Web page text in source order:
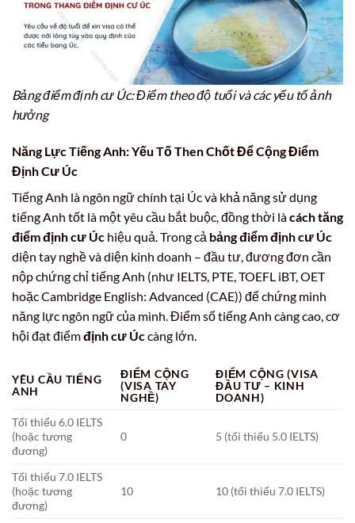
Bảng điểm định cư Úc: Điểm theo độ tuổi và các yếu tố ảnh
hưởng
Năng Lực Tiếng Anh: Yếu Tố Then Chốt Để Cộng Điểm
Định Cư Úc
Tiếng Anh là ngôn ngữ chính tại Úc và khả năng sử dụng
tiếng Anh tốt là một yêu cầu bắt buộc, đồng thời làcách tăng
điểm định cư Úc hiệu quả. Trong cả bảng điểm định cư Úc
diện tay nghề và diện kinh doanh – đầu tư, đương đơn cần
nộp chứng chỉ tiếng Anh (như IELTS, PTE, TOEFL iBT, OET
hoặc Cambridge English: Advanced (CAE)) để chứng minh
năng lực ngôn ngữ của mình. Điểm số tiếng Anh càng cao, cơ
hội đạt điểmđịnh cư Úccàng lớn.
YÊU CẦU TIẾNG
ANH
ĐIỂM CỘNG
(VISA TAY
NGHỀ)
ĐIỂM CỘNG (VISA
ĐẦU TƯ – KINH
DOANH)
Tối thiểu 6.0 IELTS
(hoặc tương
đương)
0 5 (tối thiểu 5.0 IELTS)
Tối thiểu 7.0 IELTS
(hoặc tương
đương)
10 10 (tối thiểu 7.0 IELTS)